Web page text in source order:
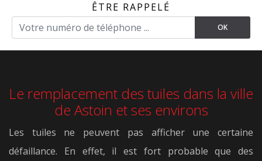
ÊTRE RAPPELÉ
Le remplacement des tuiles dans la ville
de Astoin et ses environs
Les tuiles ne peuvent pas afficher une certaine
défaillance. En effet, il est fort probable que des